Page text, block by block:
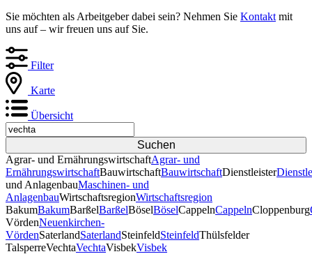
Sie möchten als Arbeitgeber dabei sein? Nehmen Sie Kontakt mit
uns auf – wir freuen uns auf Sie.
Filter
Karte
Übersicht
Agrar- und ErnährungswirtschaftAgrar- und
ErnährungswirtschaftBauwirtschaftBauwirtschaftDienstleister
und AnlagenbauMaschinen- und
AnlagenbauWirtschaftsregionWirtschaftsregion
BakumBakumBarßelBarßelBöselBöselCappelnCappelnCloppenburg
VördenNeuenkirchen-
VördenSaterlandSaterlandSteinfeldSteinfeldThülsfelder
TalsperreVechtaVechtaVisbekVisbek